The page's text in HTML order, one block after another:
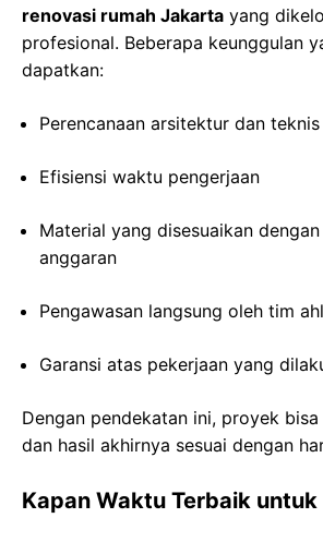
renovasi rumah Jakarta yang
profesional. Beberapa keunggulan
dapatkan:
Perencanaan arsitektur dan
Efisiensi waktu pengerjaan
Material yang disesuaikan
anggaran
Pengawasan langsung oleh tim
Garansi atas pekerjaan yang
Dengan pendekatan ini, proyek
dan hasil akhirnya sesuai dengan
Kapan Waktu Terbaik untuk